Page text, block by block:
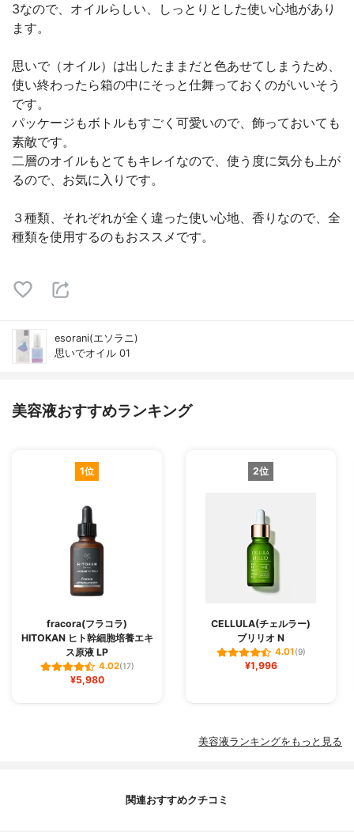
3なので、オイルらしい、しっとりとした使い心地があり
ます。
思いで（オイル）は出したままだと色あせてしまうため、
使い終わったら箱の中にそっと仕舞っておくのがいいそう
です。
パッケージもボトルもすごく可愛いので、飾っておいても
素敵です。
二層のオイルもとてもキレイなので、使う度に気分も上が
るので、お気に入りです。
３種類、それぞれが全く違った使い心地、香りなので、全
種類を使用するのもおススメです。
esorani(エソラニ)
思いでオイル 01
美容液おすすめランキング
1位
fracora(フラコラ)
HITOKAN ヒト幹細胞培養エキ
ス原液 LP
4.02(17)
¥5,980
2位
CELLULA(チェルラー)
ブリリオ N
4.01(9)
¥1,996
美容液ランキングをもっと見る
関連おすすめクチコミ